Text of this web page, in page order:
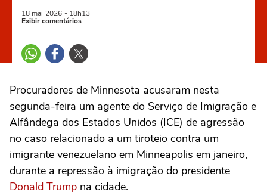
18 mai 2026 - 18h13
Exibir comentários
Procuradores de Minnesota ‌acusaram nesta
segunda-feira um agente do Serviço de Imigração e
Alfândega dos Estados Unidos (ICE) de agressão
no caso relacionado a um tiroteio contra um
imigrante venezuelano ⁠em Minneapolis em janeiro,
durante a ‌repressão à imigração do presidente
Donald Trump na cidade.